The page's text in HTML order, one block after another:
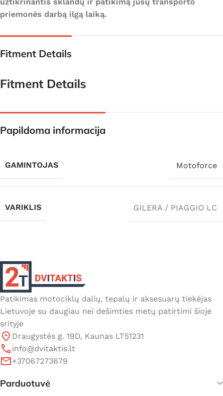
priemonės darbą ilgą laiką.
Fitment Details
Fitment Details
Papildoma informacija
GAMINTOJAS Motoforce
VARIKLIS GILERA / PIAGGIO LC
Patikimas motociklų dalių, tepalų ir aksesuarų tiekėjas
Lietuvoje su daugiau nei dešimties metų patirtimi šioje
srityje
Draugystės g. 19D, Kaunas LT51231
info@dvitaktis.lt
+37067273679
Parduotuvė